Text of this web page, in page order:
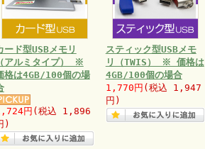
ード型USBメモリ
（アルミタイプ） ※
格は4GB/100個の場
円 (税込 1,896
)
スティック型USBメモ
リ（TWIS） ※ 価格は
4GB/100個の場合
1,770円 (税込 1,947
円)